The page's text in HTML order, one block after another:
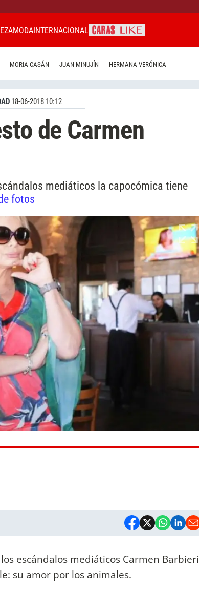
MODAINTERNACIONAL
MORIA CASÁN JUAN MINUJÍN HERMANA VERÓNICA
18-06-2018 10:12
de Carmen
mediáticos la capocómica tiene
fotos
escándalos mediáticos Carmen Barbieri
su amor por los animales.